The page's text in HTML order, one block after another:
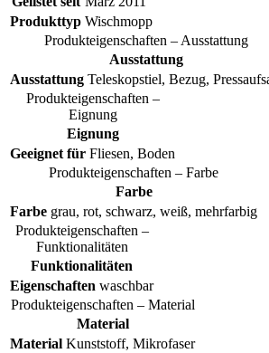
Produkttyp Wischmopp
Produkteigenschaften – Ausstattung
Ausstattung
Ausstattung Teleskopstiel, Bezug,
Produkteigenschaften –
Eignung
Eignung
Geeignet für Fliesen, Boden
Produkteigenschaften – Farbe
Farbe
Farbe grau, rot, schwarz, weiß, mehrfarbig
Produkteigenschaften –
Funktionalitäten
Funktionalitäten
Eigenschaften waschbar
Produkteigenschaften – Material
Material
Material Kunststoff, Mikrofaser